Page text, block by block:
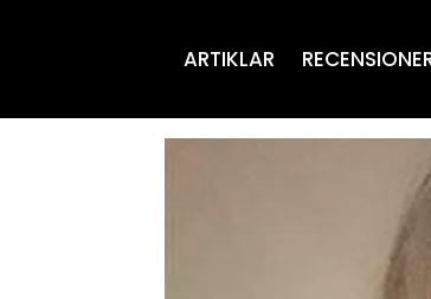
ARTIKLAR